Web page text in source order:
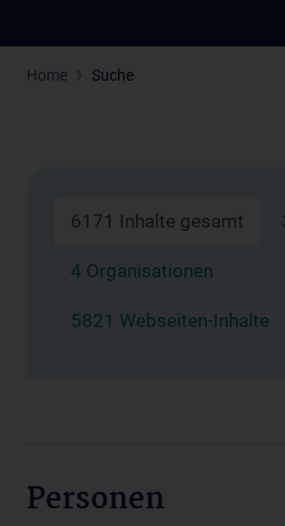
Home Suche
6171 Inhalte gesamt
4 Organisationen
5821 Webseiten-Inhalte
Personen